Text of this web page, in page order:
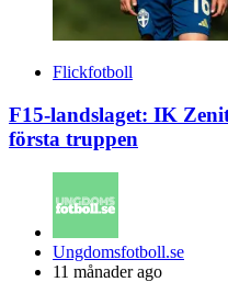
Flickfotboll
F15-landslaget: IK
första truppen
Posted
by
Ungdomsfotboll.se
11 månader ago